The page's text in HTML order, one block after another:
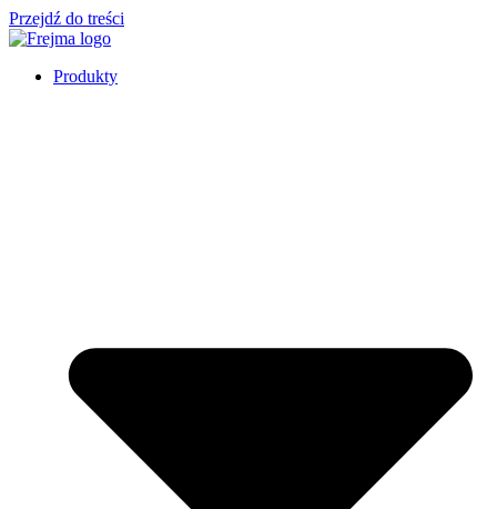
Przejdź do treści
Produkty